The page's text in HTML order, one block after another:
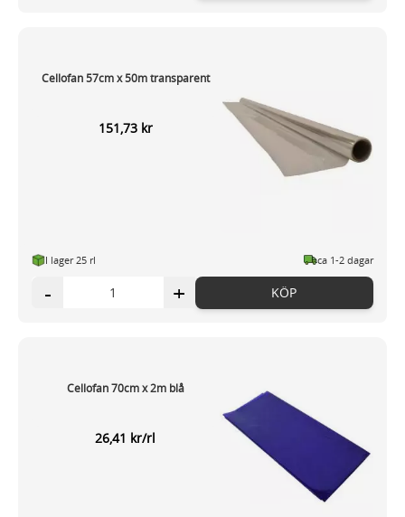
Cellofan 57cm x 50m transparent
151,73 kr
I lager 25 rl ca 1-2 dagar
- + KÖP
Cellofan 70cm x 2m blå
26,41 kr/rl